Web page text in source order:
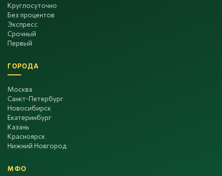
Круглосуточно
Без процентов
Экспресс
Срочный
Первый
ГОРОДА
Москва
Санкт-Петербург
Новосибирск
Екатеринбург
Казань
Красноярск
Нижний Новгород
МФО